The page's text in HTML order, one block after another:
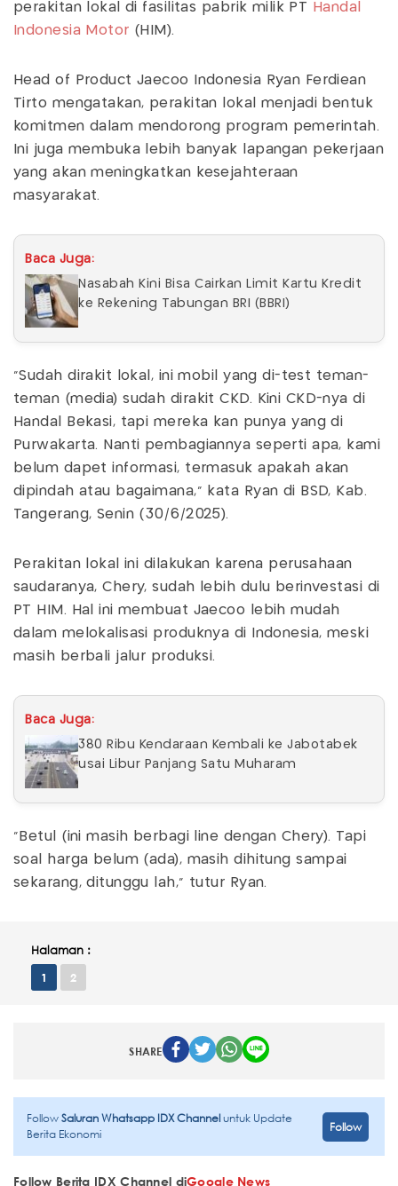
perakitan lokal di fasilitas pabrik milik PT
Handal
Indonesia Motor (HIM).
Head of Product Jaecoo Indonesia Ryan Ferdiean
Tirto mengatakan, perakitan lokal menjadi bentuk
komitmen dalam mendorong program pemerintah.
Ini juga membuka lebih banyak lapangan pekerjaan
yang akan meningkatkan kesejahteraan
masyarakat.
Baca Juga:
Nasabah Kini Bisa Cairkan Limit Kartu Kredit
ke Rekening Tabungan BRI (BBRI)
"Sudah dirakit lokal, ini mobil yang di-test teman-
teman (media) sudah dirakit CKD. Kini CKD-nya di
Handal Bekasi, tapi mereka kan punya yang di
Purwakarta. Nanti pembagiannya seperti apa, kami
belum dapet informasi, termasuk apakah akan
dipindah atau bagaimana," kata Ryan di BSD, Kab.
Tangerang, Senin (30/6/2025).
Perakitan lokal ini dilakukan karena perusahaan
saudaranya, Chery, sudah lebih dulu berinvestasi di
PT HIM. Hal ini membuat Jaecoo lebih mudah
dalam melokalisasi produknya di Indonesia, meski
masih berbali jalur produksi.
Baca Juga:
380 Ribu Kendaraan Kembali ke Jabotabek
usai Libur Panjang Satu Muharam
"Betul (ini masih berbagi line dengan Chery). Tapi
soal harga belum (ada), masih dihitung sampai
sekarang, ditunggu lah," tutur Ryan.
Halaman :
1 2
SHARE
FollowSaluran Whatsapp IDX Channeluntuk Update
Berita Ekonomi
Follow
Follow Berita IDX Channel diGoogle News